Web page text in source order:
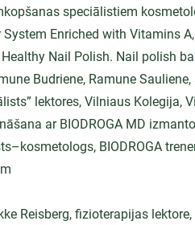
speciālistiem
System Enriched with Vitamins
Healthy Nail Polish. Nail polish
Budriene, Ramune
lektores, Vilniaus Kolegija,
ar BIODROGA MD
BIODROGA
Reisberg, fizioterapijas